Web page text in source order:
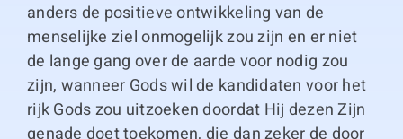
anders de positieve ontwikkeling van de
menselijke ziel onmogelijk zou zijn en er niet
de lange gang over de aarde voor nodig zou
zijn, wanneer Gods wil de kandidaten voor het
rijk Gods zou uitzoeken doordat Hij dezen Zijn
genade doet toekomen, die dan zeker de door